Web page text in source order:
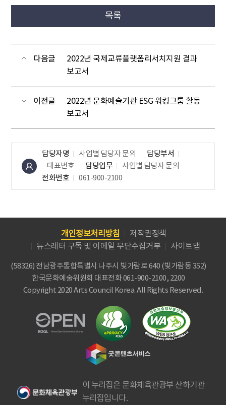
목록
다음글
2022년 국제교류플랫폼리서치지원 결과
보고서
이전글
2022년 문화예술기관 ESG 워킹그룹 활동
보고서
담당자명 사업별 담당자 문의
담당부서
대표번호
담당업무
사업별 담당자 문의
전화번호
061-900-2100
개인정보처리방침
저작권정책
뉴스레터 구독 및 이메일 무단수집거부
사이트맵
(58326) 전남광주통합특별시 나주시 빛가람로 640 (빛가람동 352)
한국문화예술위원회 대표전화 061-900-2100, 2200
Copyright 2020 Arts Council Korea. All Rights Reserved.
이 누리집은 문화체육관광부 산하기관
누리집입니다.